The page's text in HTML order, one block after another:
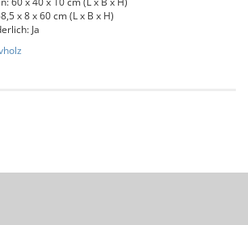
x 8 x 60 cm (L x B x H)
Ja